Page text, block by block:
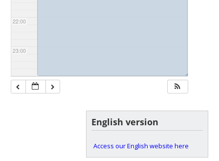
22:00
23:00
◢
English version
Access our English website here